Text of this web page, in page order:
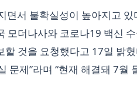
면서 불확실성이 높아지고
더나사와 코로나19 백신
것을 요청했다고 17일 밝
문제”라며 “현재 해결돼 7월